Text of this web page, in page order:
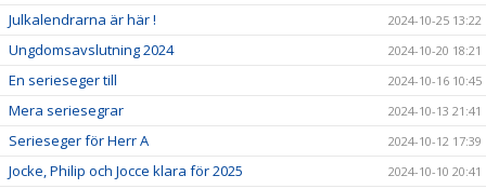
Julkalendrarna är här ! 2024-10-25 13:22
Ungdomsavslutning 2024 2024-10-20 18:21
En serieseger till 2024-10-16 10:45
Mera seriesegrar 2024-10-13 21:41
Serieseger för Herr A 2024-10-12 17:39
Jocke, Philip och Jocce klara för 2025 2024-10-10 20:41